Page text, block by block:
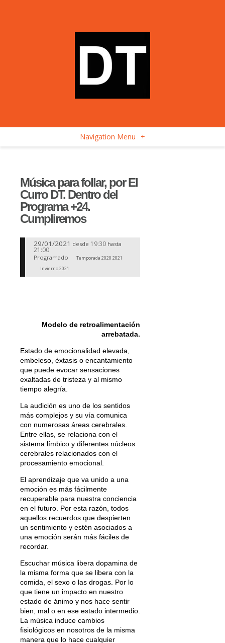
Navigation Menu +
Música para follar, por El
Curro DT. Dentro del
Programa +24.
Cumpliremos
29/01/2021 desde 19:30 hasta
21:00
Programado
Temporada 2020 2021
Invierno 2021
Modelo de retroalimentación
arrebatada.
Estado de emocionalidad elevada,
embeleso, éxtasis o encantamiento
que puede evocar sensaciones
exaltadas de tristeza y al mismo
tiempo alegría.
La audición es uno de los sentidos
más complejos y su vía comunica
con numerosas áreas cerebrales.
Entre ellas, se relaciona con el
sistema límbico y diferentes núcleos
cerebrales relacionados con el
procesamiento emocional.
El aprendizaje que va unido a una
emoción es más fácilmente
recuperable para nuestra conciencia
en el futuro. Por esta razón, todos
aquellos recuerdos que despierten
un sentimiento y estén asociados a
una emoción serán más fáciles de
recordar.
Escuchar música libera dopamina de
la misma forma que se libera con la
comida, el sexo o las drogas. Por lo
que tiene un impacto en nuestro
estado de ánimo y nos hace sentir
bien, mal o en ese estado intermedio.
La música induce cambios
fisiológicos en nosotros de la misma
manera que lo hace cualquier